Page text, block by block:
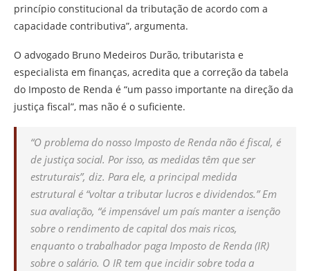
princípio constitucional da tributação de acordo com a
capacidade contributiva”, argumenta.
O advogado Bruno Medeiros Durão, tributarista e
especialista em finanças, acredita que a correção da tabela
do Imposto de Renda é “um passo importante na direção da
justiça fiscal”, mas não é o suficiente.
“O problema do nosso Imposto de Renda não é fiscal, é
de justiça social. Por isso, as medidas têm que ser
estruturais”, diz. Para ele, a principal medida
estrutural é “voltar a tributar lucros e dividendos.” Em
sua avaliação, “é impensável um país manter a isenção
sobre o rendimento de capital dos mais ricos,
enquanto o trabalhador paga Imposto de Renda (IR)
sobre o salário. O IR tem que incidir sobre toda a